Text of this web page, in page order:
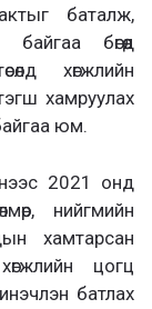
баталж,
бөгөөд
хөгжлийн
хамруулах
юм.
2021 онд
нийгмийн
хамтарсан
цогц
батлах